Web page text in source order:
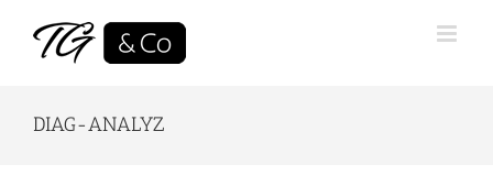
content
DIAG-ANALYZ